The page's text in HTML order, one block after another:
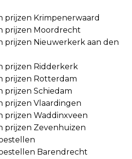
prijzen Krimpenerwaard
prijzen Moordrecht
prijzen Nieuwerkerk aan den
prijzen Ridderkerk
prijzen Rotterdam
prijzen Schiedam
prijzen Vlaardingen
prijzen Waddinxveen
prijzen Zevenhuizen
Barendrecht